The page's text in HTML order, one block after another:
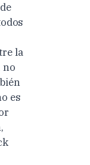
la
no
es